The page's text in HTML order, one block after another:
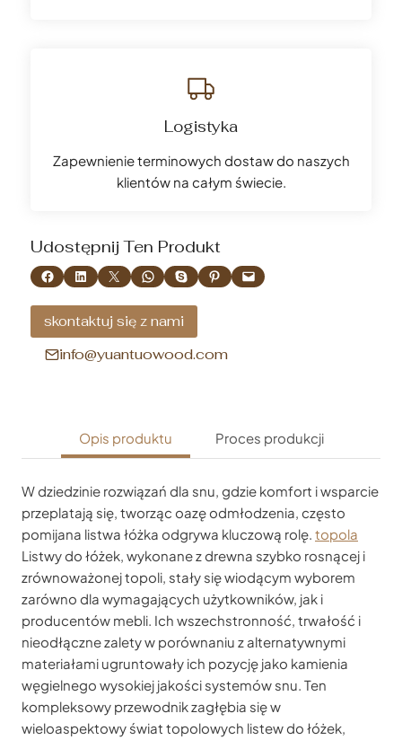
Logistyka
Zapewnienie terminowych dostaw do naszych
klientów na całym świecie.
Udostępnij Ten Produkt
Udostępnij na Facebooku
Udostępnij na LinkedIn
Udostępnij na X Udostępnij na WhatsApp
Udostępnianie na SkypeUdostępnij na Pinterest
Wyślij tę stronę e-mailem
skontaktuj się z nami
info@yuantuowood.com
Opis produktu Proces produkcji
W dziedzinie rozwiązań dla snu, gdzie komfort i wsparcie
przeplatają się, tworząc oazę odmłodzenia, często
pomijana listwa łóżka odgrywa kluczową rolę. topola
Listwy do łóżek, wykonane z drewna szybko rosnącej i
zrównoważonej topoli, stały się wiodącym wyborem
zarówno dla wymagających użytkowników, jak i
producentów mebli. Ich wszechstronność, trwałość i
nieodłączne zalety w porównaniu z alternatywnymi
materiałami ugruntowały ich pozycję jako kamienia
węgielnego wysokiej jakości systemów snu. Ten
kompleksowy przewodnik zagłębia się w
wieloaspektowy świat topolowych listew do łóżek,